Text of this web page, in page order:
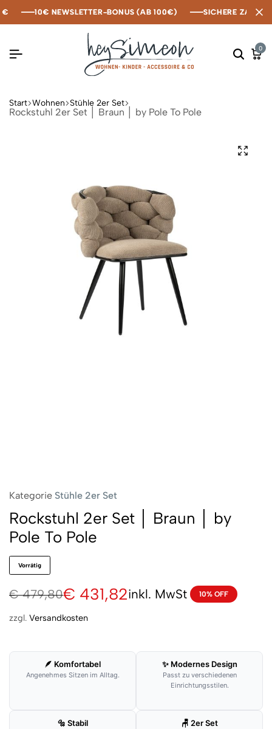
10€ NEWSLETTER-BONUS (AB 100€) SICHERE
10€ NEWSLETTER-BONUS (AB 100€) SICHERE
10€ NEWSLETTER-BONUS (AB 100€) SICHERE
0
Start Wohnen Stühle 2er Set
Rockstuhl 2er Set │ Braun │ by Pole To Pole
Kategorie Stühle 2er Set
Rockstuhl 2er Set │ Braun │ by
Pole To Pole
Vorrätig
€479,80€ 431,82 10% OFF
inkl. MwSt
zzgl. Versandkosten
🪶 Komfortabel
Angenehmes Sitzen im Alltag.
✨ Modernes Design
Passt zu verschiedenen
Einrichtungsstilen.
🔩 Stabil 🪑 2er Set